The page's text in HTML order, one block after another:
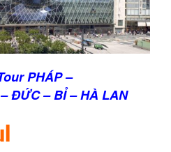
PHÁP –
ĐỨC – BỈ – HÀ LAN